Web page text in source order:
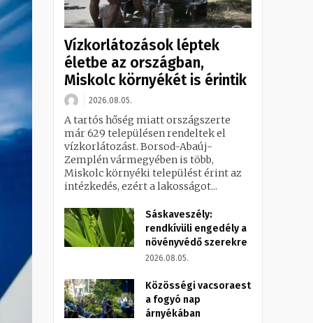
Vízkorlátozások léptek
életbe az országban,
Miskolc környékét is érintik
2026.08.05.
A tartós hőség miatt országszerte
már 629 településen rendeltek el
vízkorlátozást. Borsod-Abaúj-
Zemplén vármegyében is több,
Miskolc környéki települést érint az
intézkedés, ezért a lakosságot...
Sáskaveszély:
rendkívüli engedély a
növényvédő szerekre
2026.08.05.
Közösségi vacsoraest
a fogyó nap
árnyékában